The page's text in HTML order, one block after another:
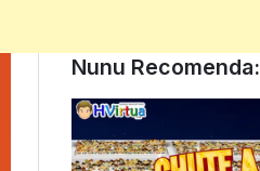
Nunu Recomenda: